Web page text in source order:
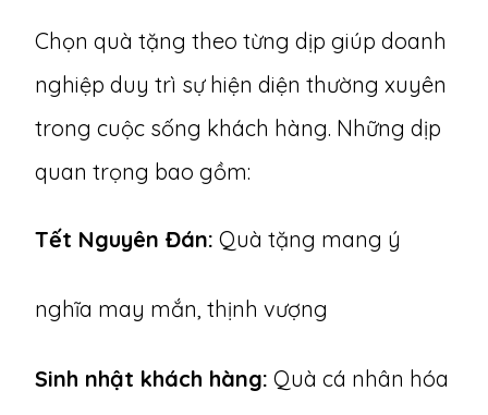
Chọn quà tặng theo từng dịp giúp doanh
nghiệp duy trì sự hiện diện thường xuyên
trong cuộc sống khách hàng. Những dịp
quan trọng bao gồm:
Tết Nguyên Đán: Quà tặng mang ý
nghĩa may mắn, thịnh vượng
Sinh nhật khách hàng: Quà cá nhân hóa